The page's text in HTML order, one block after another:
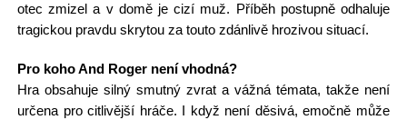
otec zmizel a v domě je cizí muž. Příběh postupně odhaluje
tragickou pravdu skrytou za touto zdánlivě hrozivou situací.
Pro koho And Roger není vhodná?
Hra obsahuje silný smutný zvrat a vážná témata, takže není
určena pro citlivější hráče. I když není děsivá, emočně může